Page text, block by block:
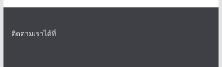
ติดตามเราได้ที่